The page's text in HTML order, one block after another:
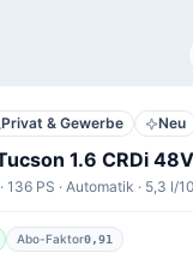
Privat & Gewerbe Neu
Abo-Faktor0,91